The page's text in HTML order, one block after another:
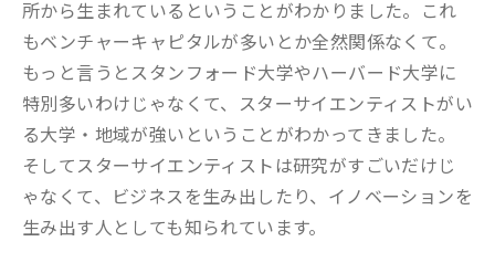
所から生まれているということがわかりました。これ
もベンチャーキャピタルが多いとか全然関係なくて。
もっと言うとスタンフォード大学やハーバード大学に
特別多いわけじゃなくて、スターサイエンティストがい
る大学・地域が強いということがわかってきました。
そしてスターサイエンティストは研究がすごいだけじ
ゃなくて、ビジネスを生み出したり、イノベーションを
生み出す人としても知られています。